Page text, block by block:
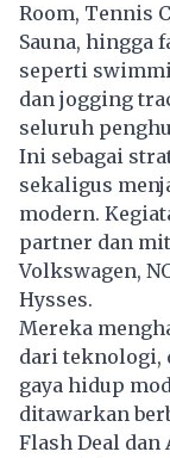
Room, Tennis
Sauna, hingga
seperti
dan jogging
seluruh
Ini sebagai
sekaligus
modern.
partner dan
Volkswagen,
Hysses.
Mereka
dari teknologi,
gaya hidup
ditawarkan
Flash Deal dan